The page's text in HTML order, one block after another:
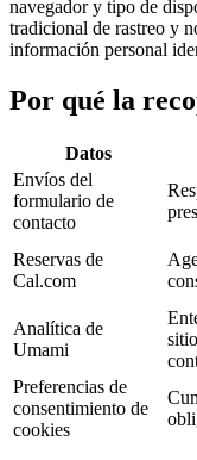
navegador y tipo de
tradicional de rastreo y
información personal
Por qué la
Datos
Envíos del
formulario de
contacto
Reservas de
Cal.com
Analítica de
Umami
Preferencias de
consentimiento de
cookies